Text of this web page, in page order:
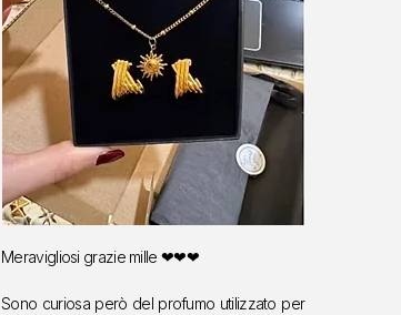
Meravigliosi grazie mille ❤❤❤
Sono curiosa però del profumo utilizzato per